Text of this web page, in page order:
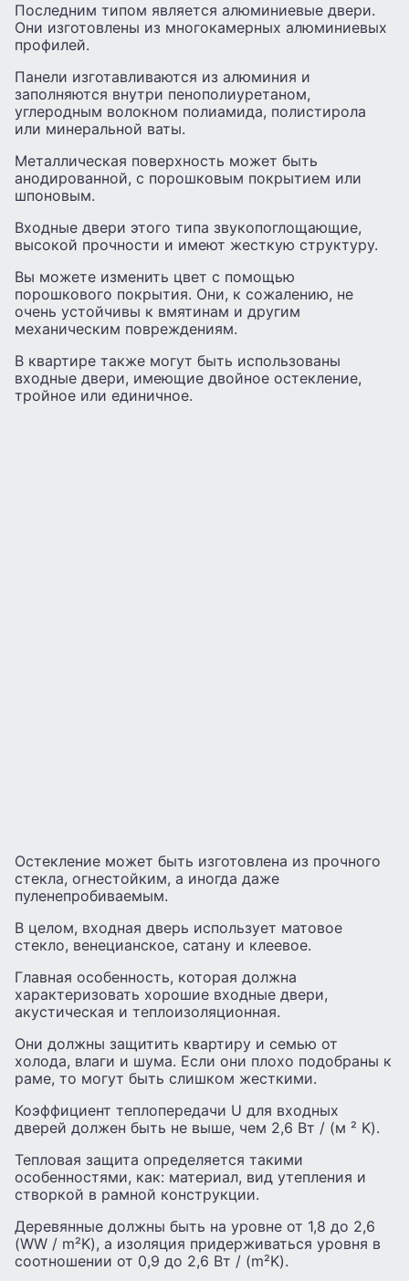
Последним типом является алюминиевые двери.
Они изготовлены из многокамерных алюминиевых
профилей.
Панели изготавливаются из алюминия и
заполняются внутри пенополиуретаном,
углеродным волокном полиамида, полистирола
или минеральной ваты.
Металлическая поверхность может быть
анодированной, с порошковым покрытием или
шпоновым.
Входные двери этого типа звукопоглощающие,
высокой прочности и имеют жесткую структуру.
Вы можете изменить цвет с помощью
порошкового покрытия. Они, к сожалению, не
очень устойчивы к вмятинам и другим
механическим повреждениям.
В квартире также могут быть использованы
входные двери, имеющие двойное остекление,
тройное или единичное.
Остекление может быть изготовлена ​​из прочного
стекла, огнестойким, а иногда даже
пуленепробиваемым.
В целом, входная дверь использует матовое
стекло, венецианское, сатану и клеевое.
Главная особенность, которая должна
характеризовать хорошие входные двери,
акустическая и теплоизоляционная.
Они должны защитить квартиру и семью от
холода, влаги и шума. Если они плохо подобраны к
раме, то могут быть слишком жесткими.
Коэффициент теплопередачи U для входных
дверей должен быть не выше, чем 2,6 Вт / (м ² K).
Тепловая защита определяется такими
особенностями, как: материал, вид утепления и
створкой в рамной конструкции.
Деревянные должны быть на уровне от 1,8 до 2,6
(WW / m²K), а изоляция придерживаться уровня в
соотношении от 0,9 до 2,6 Вт / (m²K).